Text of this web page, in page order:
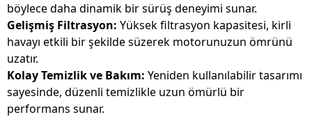
böylece daha dinamik bir sürüş deneyimi sunar.
Gelişmiş Filtrasyon: Yüksek filtrasyon kapasitesi, kirli
havayı etkili bir şekilde süzerek motorunuzun ömrünü
uzatır.
Kolay Temizlik ve Bakım: Yeniden kullanılabilir tasarımı
sayesinde, düzenli temizlikle uzun ömürlü bir
performans sunar.